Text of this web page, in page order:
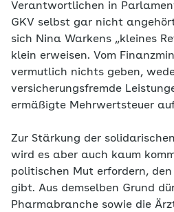
Verantwortlichen in
GKV selbst gar nicht
sich Nina Warkens „kleines
klein erweisen. Vom
vermutlich nichts geben,
versicherungsfremde
ermäßigte Mehrwertsteuer
Zur Stärkung der
wird es aber auch kaum
politischen Mut erfordern,
gibt. Aus demselben Grund
Pharmabranche sowie die